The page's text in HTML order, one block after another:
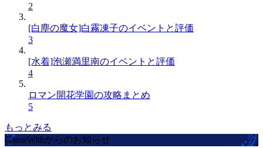
2
[白塵の魔女]白霧凍子のイベントと評価
3
[水着]泡瀬満里南のイベントと評価
4
ロマン開花学園の攻略まとめ
5
もっとみる
GameWithからのお知らせ